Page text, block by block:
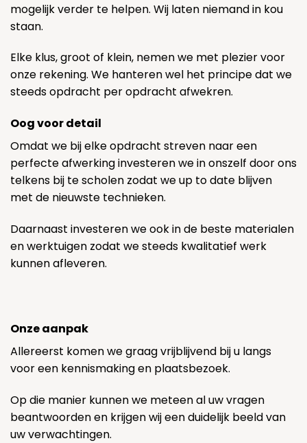
mogelijk verder te helpen. Wij laten niemand in kou
staan.
Elke klus, groot of klein, nemen we met plezier voor
onze rekening. We hanteren wel het principe dat we
steeds opdracht per opdracht afwekren.
Oog voor detail
Omdat we bij elke opdracht streven naar een
perfecte afwerking investeren we in onszelf door ons
telkens bij te scholen zodat we up to date blijven
met de nieuwste technieken.
Daarnaast investeren we ook in de beste materialen
en werktuigen zodat we steeds kwalitatief werk
kunnen afleveren.
Onze aanpak
Allereerst komen we graag vrijblijvend bij u langs
voor een kennismaking en plaatsbezoek.
Op die manier kunnen we meteen al uw vragen
beantwoorden en krijgen wij een duidelijk beeld van
uw verwachtingen.